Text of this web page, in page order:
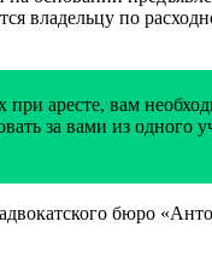
владельцу по
аресте, вам
за вами из
бюро